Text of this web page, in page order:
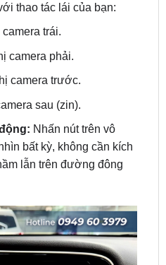
bất kỳ, không cần kích
lẫn trên đường đông